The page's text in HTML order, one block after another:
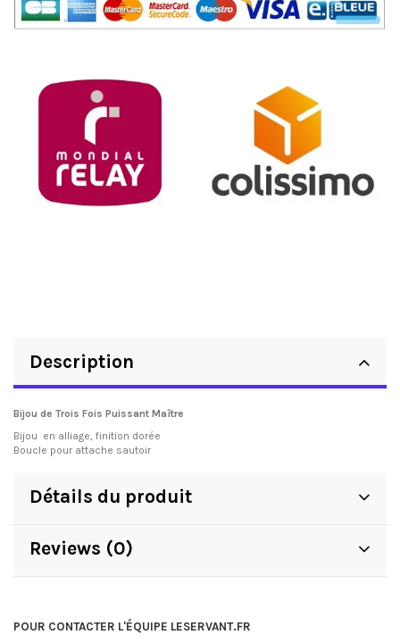
Description
Bijou de Trois Fois Puissant Maître
Bijou en alliage, finition dorée
Boucle pour attache sautoir
Détails du produit
Reviews (0)
POUR CONTACTER L'ÉQUIPE LESERVANT.FR